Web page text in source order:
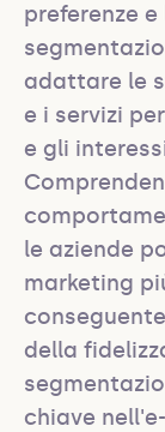
preferenze
adattare le
e i servizi
e gli
le aziende
marketing
della
chiave